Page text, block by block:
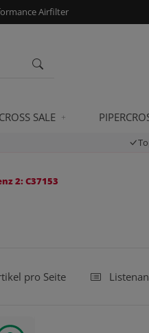
Airfilter
SALE
2: C37153
pro Seite